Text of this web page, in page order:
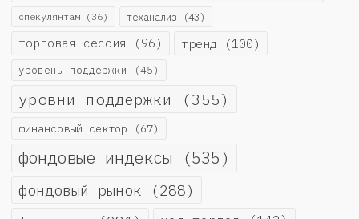
спекулянтам (36) теханализ (43)
торговая сессия (96) тренд (100)
уровень поддержки (45)
уровни поддержки (355)
финансовый сектор (67)
фондовые индексы (535)
фондовый рынок (288)